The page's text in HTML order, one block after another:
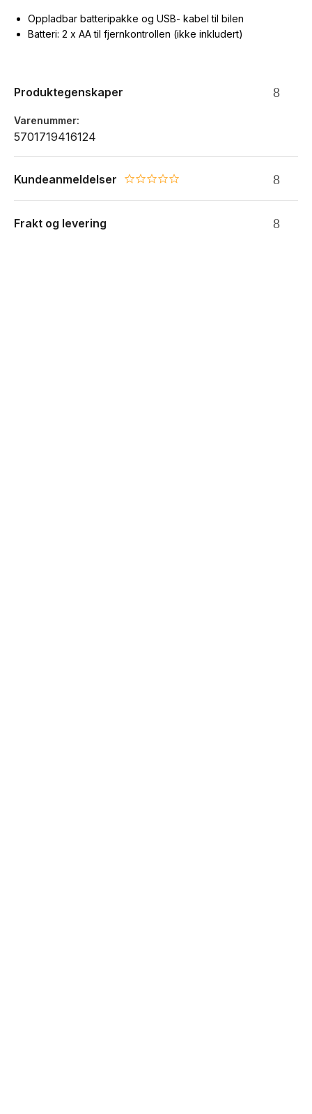
Oppladbar batteripakke og USB- kabel til bilen
Batteri: 2 x AA til fjernkontrollen (ikke inkludert)
Produktegenskaper
Varenummer
5701719416124
Kundeanmeldelser 0.0 star rating
Frakt og levering